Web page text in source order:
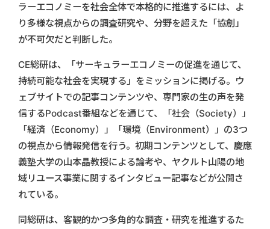
ラーエコノミーを社会全体で本格的に推進するには、よ
り多様な視点からの調査研究や、分野を超えた「協創」
が不可欠だと判断した。
CE総研は、「サーキュラーエコノミーの促進を通じて、
持続可能な社会を実現する」をミッションに掲げる。ウ
ェブサイトでの記事コンテンツや、専門家の生の声を発
信するPodcast番組などを通じて、「社会（Society）」
「経済（Economy）」「環境（Environment）」の3つ
の視点から情報発信を行う。初期コンテンツとして、慶應
義塾大学の山本晶教授による論考や、ヤクルト山陽の地
域リユース事業に関するインタビュー記事などが公開さ
れている。
同総研は、客観的かつ多角的な調査・研究を推進するた